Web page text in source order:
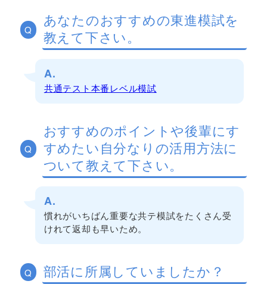
Q
あなたのおすすめの東進模試を
教えて下さい。
A.
共通テスト本番レベル模試
Q
おすすめのポイントや後輩にす
すめたい自分なりの活用方法に
ついて教えて下さい。
A.
慣れがいちばん重要な共テ模試をたくさん受
けれて返却も早いため。
Q 部活に所属していましたか？